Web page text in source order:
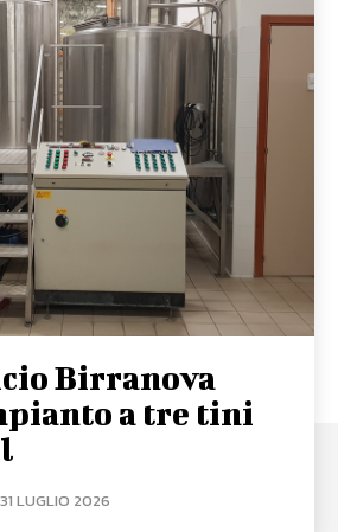
Birranova
a tre tini
31 LUGLIO 2026